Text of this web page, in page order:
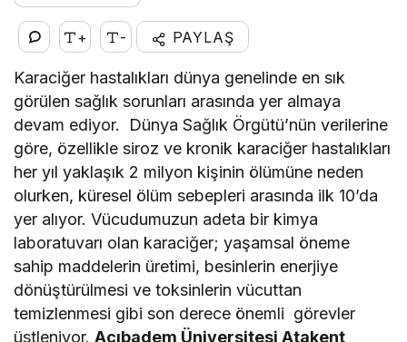
+ - PAYLAŞ
Karaciğer hastalıkları dünya genelinde en sık
görülen sağlık sorunları arasında yer almaya
devam ediyor. Dünya Sağlık Örgütü’nün verilerine
göre, özellikle siroz ve kronik karaciğer hastalıkları
her yıl yaklaşık 2 milyon kişinin ölümüne neden
olurken, küresel ölüm sebepleri arasında ilk 10’da
yer alıyor. Vücudumuzun adeta bir kimya
laboratuvarı olan karaciğer; yaşamsal öneme
sahip maddelerin üretimi, besinlerin enerjiye
dönüştürülmesi ve toksinlerin vücuttan
temizlenmesi gibi son derece önemli görevler
üstleniyor.Acıbadem Üniversitesi Atakent